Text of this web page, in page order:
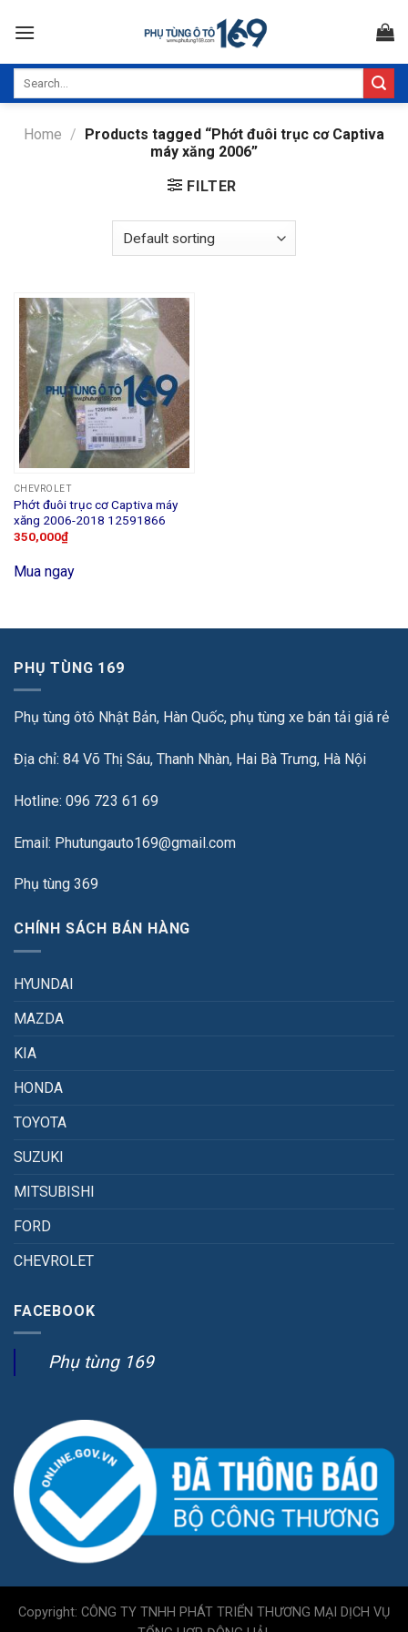
Home / Products tagged “Phớt đuôi trục cơ Captiva
máy xăng 2006”
FILTER
CHEVROLET
Phớt đuôi trục cơ Captiva máy
xăng 2006-2018 12591866
350,000₫
Mua ngay
PHỤ TÙNG 169
Phụ tùng ôtô Nhật Bản, Hàn Quốc, phụ tùng xe bán tải giá rẻ
Địa chỉ: 84 Võ Thị Sáu, Thanh Nhàn, Hai Bà Trưng, Hà Nội
Hotline: 096 723 61 69
Email: Phutungauto169@gmail.com
Phụ tùng 369
CHÍNH SÁCH BÁN HÀNG
HYUNDAI
MAZDA
KIA
HONDA
TOYOTA
SUZUKI
MITSUBISHI
FORD
CHEVROLET
FACEBOOK
Phụ tùng 169
Copyright: CÔNG TY TNHH PHÁT TRIỂN THƯƠNG MẠI DỊCH VỤ